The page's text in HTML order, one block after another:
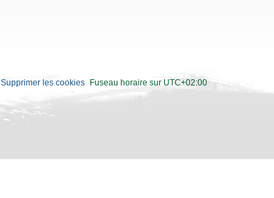
Fuseau horaire sur UTC+02:00
Supprimer les cookies